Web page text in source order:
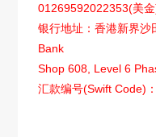
01269592022353(美金
银行地址：香港新界
Bank
Shop 608, Level 6
汇款编号(Swift Code) ：